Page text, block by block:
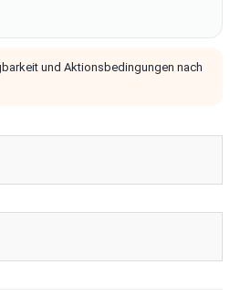
und Aktionsbedingungen nach